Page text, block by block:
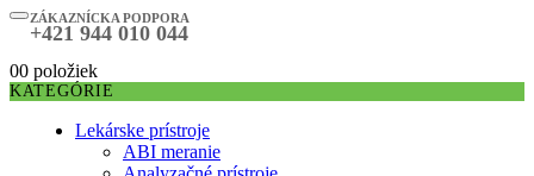
ZÁKAZNÍCKA PODPORA
+421 944 010 044
00 položiek
KATEGÓRIE
Lekárske prístroje
ABI meranie